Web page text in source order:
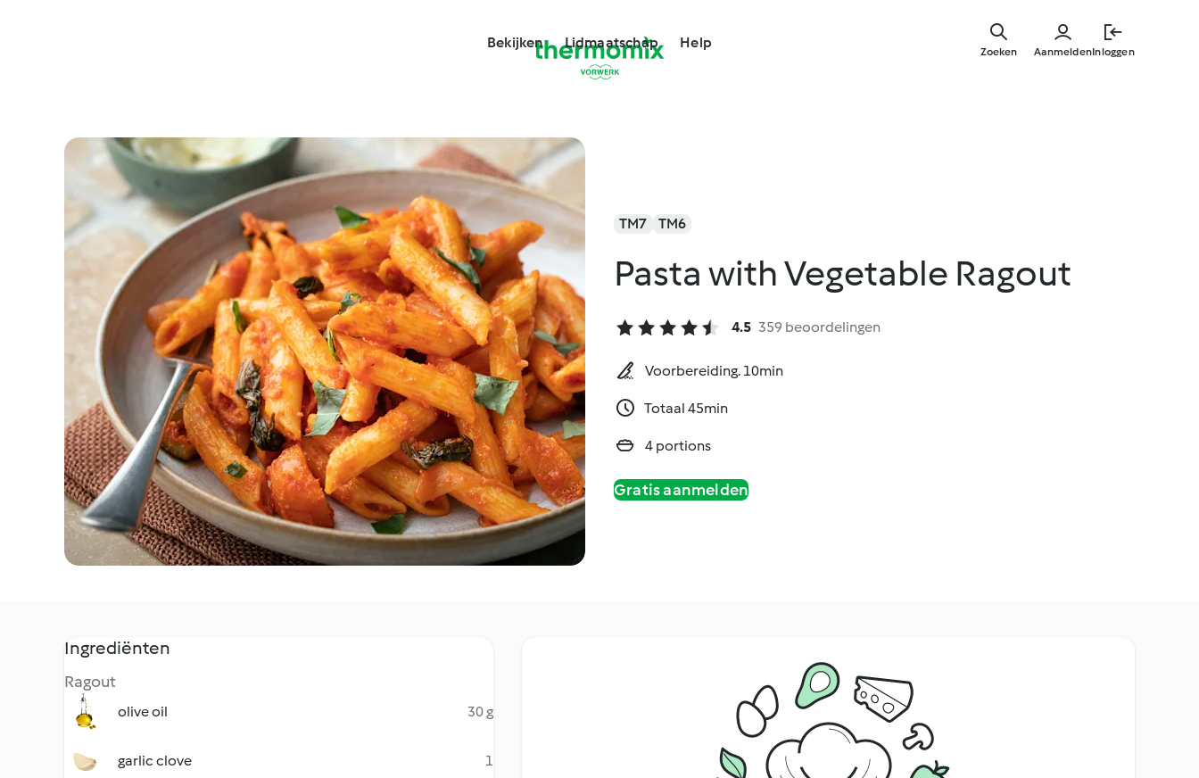
Bekijken Lidmaatschap Help
AanmeldenInloggen
Zoeken
TM7 TM6
Pasta with Vegetable Ragout
4.5 359 beoordelingen
Voorbereiding. 10min
Totaal 45min
4 portions
Gratis aanmelden
Ingrediënten
Ragout
olive oil 30 g
garlic clove 1